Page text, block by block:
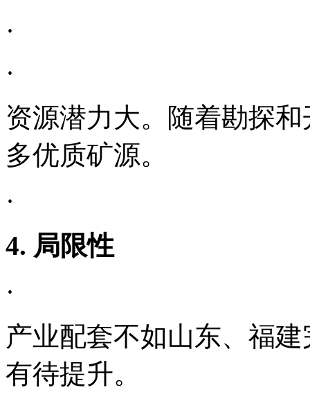
·
·
资源潜力大。随着勘探
多优质矿源。
·
4. 局限性
·
产业配套不如山东、福
有待提升。